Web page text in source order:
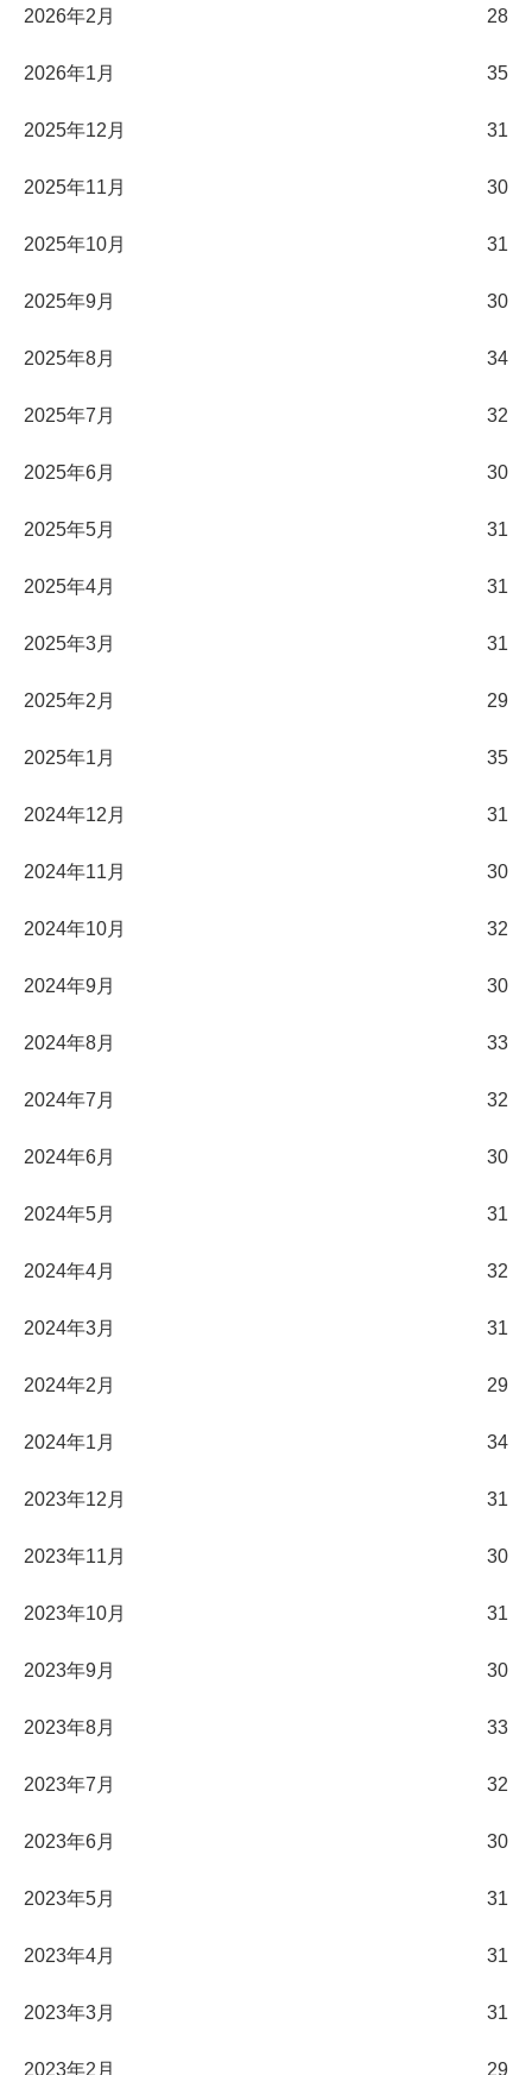
2026年2月 28
2026年1月 35
2025年12月 31
2025年11月 30
2025年10月 31
2025年9月 30
2025年8月 34
2025年7月 32
2025年6月 30
2025年5月 31
2025年4月 31
2025年3月 31
2025年2月 29
2025年1月 35
2024年12月 31
2024年11月 30
2024年10月 32
2024年9月 30
2024年8月 33
2024年7月 32
2024年6月 30
2024年5月 31
2024年4月 32
2024年3月 31
2024年2月 29
2024年1月 34
2023年12月 31
2023年11月 30
2023年10月 31
2023年9月 30
2023年8月 33
2023年7月 32
2023年6月 30
2023年5月 31
2023年4月 31
2023年3月 31
2023年2月 29